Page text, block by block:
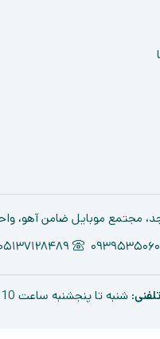
مجتمع موبایل ضامن آهو، واحد
: شنبه تا پنجشنبه ساعت 10 الی 20